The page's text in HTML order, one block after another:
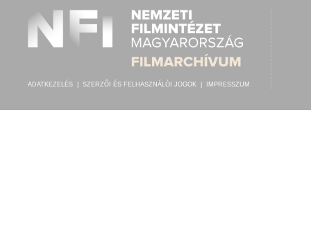
ADATKEZELÉS SZERZŐI ÉS FELHASZNÁLÓI JOGOK IMPRESSZUM